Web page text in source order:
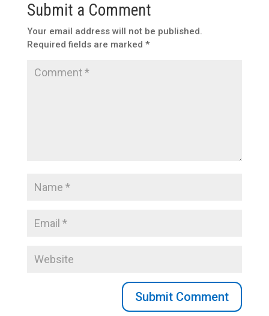
Submit a Comment
Your email address will not be published.
Required fields are marked *